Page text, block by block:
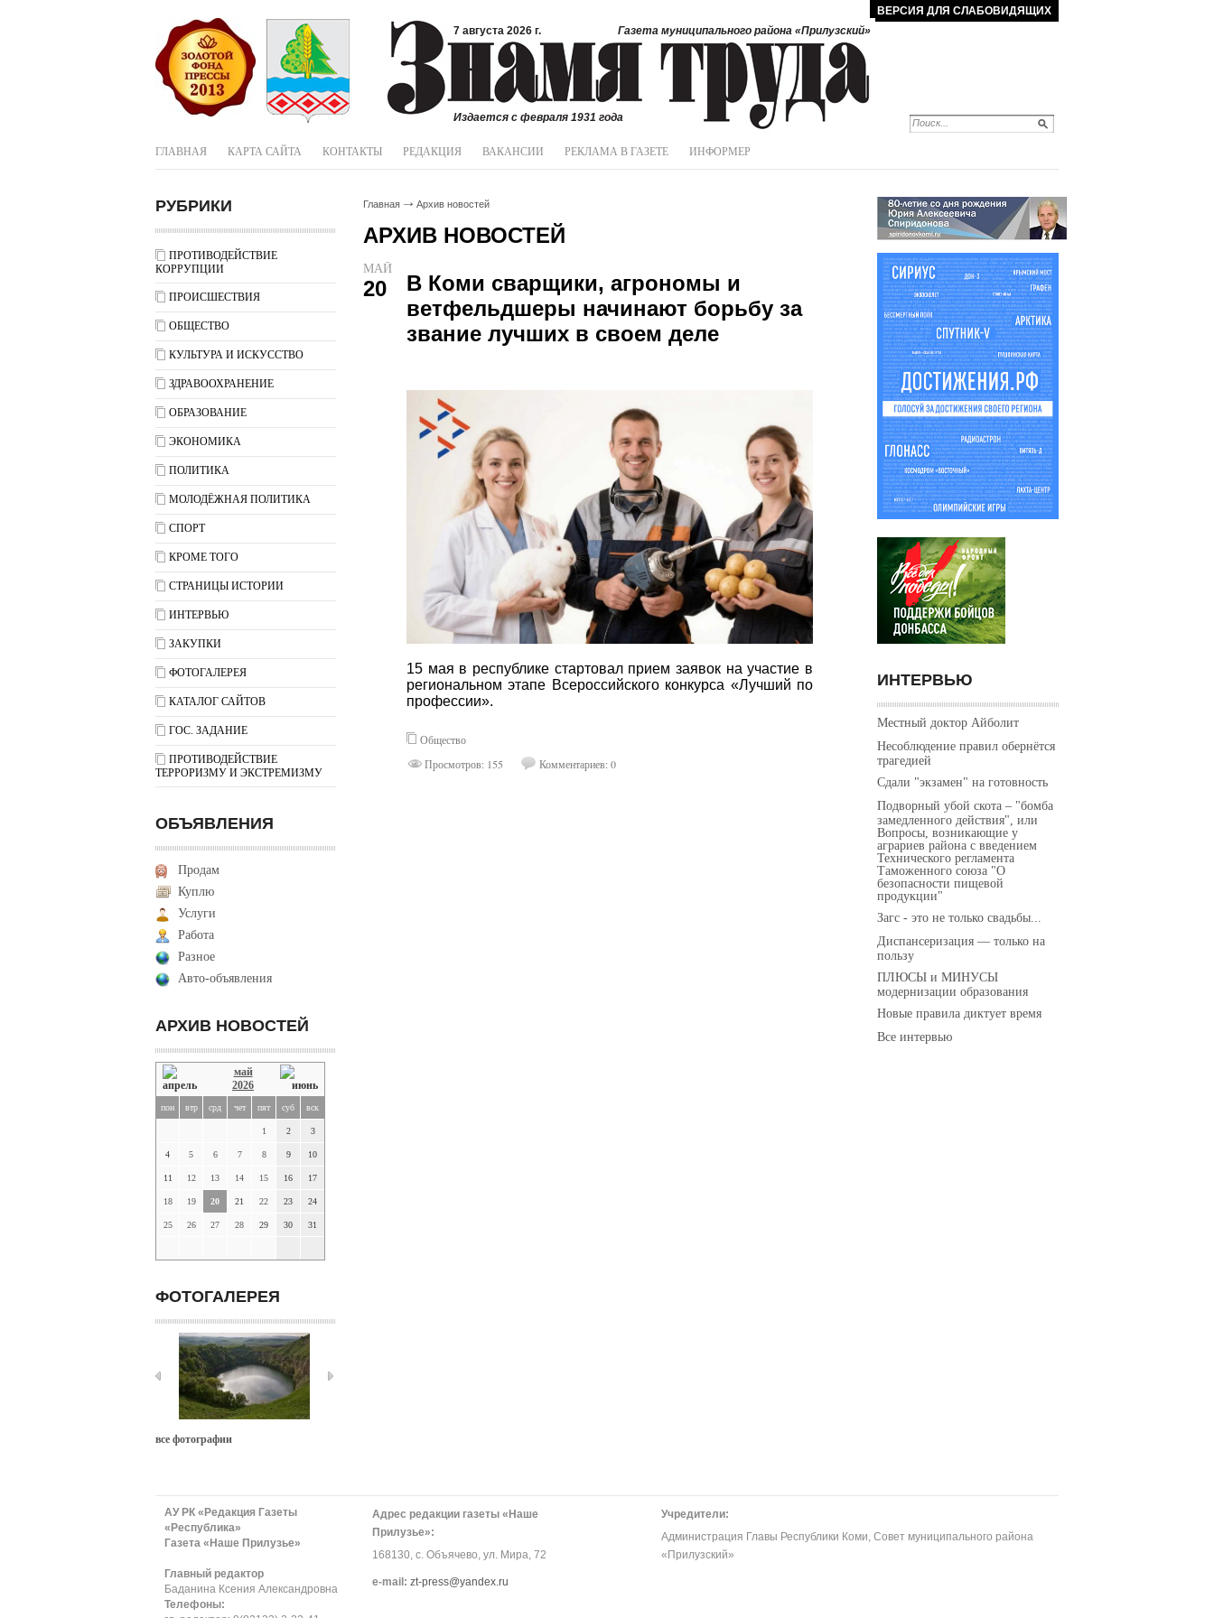
ВЕРСИЯ ДЛЯ СЛАБОВИДЯЩИХ
7 августа 2026 г.
Газета муниципального района «Прилузский»
Издается с февраля 1931 года
ГЛАВНАЯ КАРТА САЙТА КОНТАКТЫ РЕДАКЦИЯ ВАКАНСИИ РЕКЛАМА В ГАЗЕТЕ ИНФОРМЕР
РУБРИКИ
ПРОТИВОДЕЙСТВИЕ
КОРРУПЦИИ
ПРОИСШЕСТВИЯ
ОБЩЕСТВО
КУЛЬТУРА И ИСКУССТВО
ЗДРАВООХРАНЕНИЕ
ОБРАЗОВАНИЕ
ЭКОНОМИКА
ПОЛИТИКА
МОЛОДЁЖНАЯ ПОЛИТИКА
СПОРТ
КРОМЕ ТОГО
СТРАНИЦЫ ИСТОРИИ
ИНТЕРВЬЮ
ЗАКУПКИ
ФОТОГАЛЕРЕЯ
КАТАЛОГ САЙТОВ
ГОС. ЗАДАНИЕ
ПРОТИВОДЕЙСТВИЕ
ТЕРРОРИЗМУ И ЭКСТРЕМИЗМУ
ОБЪЯВЛЕНИЯ
Продам
Куплю
Услуги
Работа
Разное
Авто-объявления
АРХИВ НОВОСТЕЙ
май
2026
пон втр срд чет пят суб вск
1 2 3
4 5 6 7 8 9 10
11 12 13 14 15 16 17
18 19 20 21 22 23 24
25 26 27 28 29 30 31
ФОТОГАЛЕРЕЯ
все фотографии
Главная Архив новостей
АРХИВ НОВОСТЕЙ
МАЙ
20
В Коми сварщики, агрономы и
ветфельдшеры начинают борьбу за
звание лучших в своем деле
15 мая в республике стартовал прием заявок на участие в
региональном этапе Всероссийского конкурса «Лучший по
профессии».
Общество
Просмотров: 155
Комментариев: 0
ИНТЕРВЬЮ
Местный доктор Айболит
Несоблюдение правил обернётся
трагедией
Сдали "экзамен" на готовность
Подворный убой скота – "бомба
замедленного действия", или
Вопросы, возникающие у
аграриев района с введением
Технического регламента
Таможенного союза "О
безопасности пищевой
продукции"
Загс - это не только свадьбы...
Диспансеризация — только на
пользу
ПЛЮСЫ и МИНУСЫ
модернизации образования
Новые правила диктует время
Все интервью
АУ РК «Редакция Газеты
«Республика»
Газета «Наше Прилузье»
Главный редактор
Баданина Ксения Александровна
Телефоны:
Адрес редакции газеты «Наше
Прилузье»:
168130, с. Объячево, ул. Мира, 72
е-mail: zt-press@yandex.ru
Учредители:
Администрация Главы Республики Коми, Совет муниципального района
«Прилузский»